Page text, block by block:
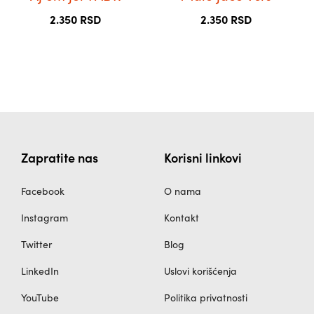
2.350 RSD
страници
2.350 RSD
страници
Zapratite nas
Facebook
Instagram
Twitter
LinkedIn
YouTube
Korisni linkovi
O nama
Kontakt
Blog
Uslovi korišćenja
Politika privatnosti